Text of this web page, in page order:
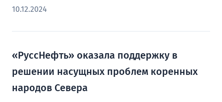
10.12.2024
«РуссНефть» оказала поддержку в
решении насущных проблем коренных
народов Севера